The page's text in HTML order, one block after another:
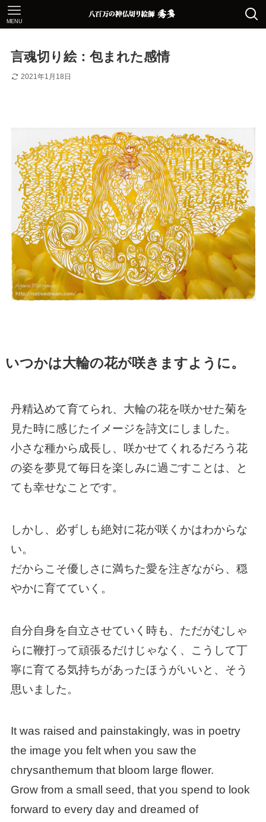
MENU
言魂切り絵：包まれた感情
2021年1月18日
いつかは大輪の花が咲きますように。
丹精込めて育てられ、大輪の花を咲かせた菊を
見た時に感じたイメージを詩文にしました。
小さな種から成長し、咲かせてくれるだろう花
の姿を夢見て毎日を楽しみに過ごすことは、と
ても幸せなことです。
しかし、必ずしも絶対に花が咲くかはわからな
い。
だからこそ優しさに満ちた愛を注ぎながら、穏
やかに育てていく。
自分自身を自立させていく時も、ただがむしゃ
らに鞭打って頑張るだけじゃなく、こうして丁
寧に育てる気持ちがあったほうがいいと、そう
思いました。
It was raised and painstakingly, was in poetry
the image you felt when you saw the
chrysanthemum that bloom large flower.
Grow from a small seed, that you spend to look
forward to every day and dreamed of